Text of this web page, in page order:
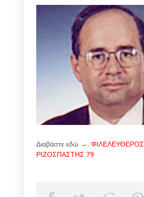
Διαβάστε εδώ →. ΦΙΛΕΛΕΥΘΕΡΟΣ
ΡΙΖΟΣΠΑΣΤΗΣ 79